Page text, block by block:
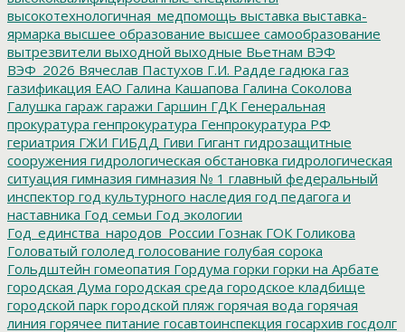
высокотехнологичная_медпомощь выставка выставка-
ярмарка высшее образование высшее самообразование
вытрезвители выходной выходные Вьетнам ВЭФ
ВЭФ_2026 Вячеслав Пастухов Г.И. Радде гадюка газ
газификация ЕАО Галина Кашапова Галина Соколова
Галушка гараж гаражи Гаршин ГДК Генеральная
прокуратура генпрокуратура Генпрокуратура РФ
гериатрия ГЖИ ГИБДД Гиви Гигант гидрозащитные
сооружения гидрологическая обстановка гидрологическая
ситуация гимназия гимназия № 1 главный федеральный
инспектор год культурного наследия год педагога и
наставника Год семьи Год экологии
Год_единства_народов_России Гознак ГОК Голикова
Головатый гололед голосование голубая сорока
Гольдштейн гомеопатия Гордума горки горки на Арбате
городская Дума городская среда городское кладбище
городской парк городской пляж горячая вода горячая
линия горячее питание госавтоинспекция госархив госдолг